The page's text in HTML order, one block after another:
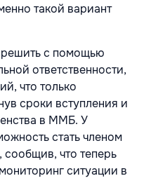
такой вариант
решить с помощью
ответственности,
что только
сроки вступления и
в ММБ. У
стать членом
что теперь
ситуации в